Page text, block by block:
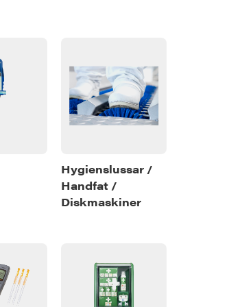
Hygienslussar /
Handfat /
Diskmaskiner